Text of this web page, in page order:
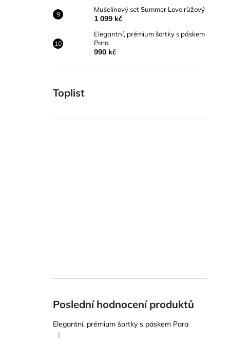
Mušelínový set Summer Love růžový
1 099 kč
Elegantní, prémium šortky s páskem
Para
990 kč
Toplist
Poslední hodnocení produktů
Elegantní, prémium šortky s páskem Para
Hodnocení produktu je 5 z 5 hvězdiček.
|